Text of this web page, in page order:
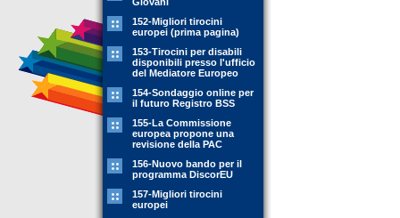
152-Migliori tirocini
europei (prima pagina)
153-Tirocini per disabili
disponibili presso l'ufficio
del Mediatore Europeo
154-Sondaggio online per
il futuro Registro BSS
155-La Commissione
europea propone una
revisione della PAC
156-Nuovo bando per il
programma DiscorEU
157-Migliori tirocini
europei